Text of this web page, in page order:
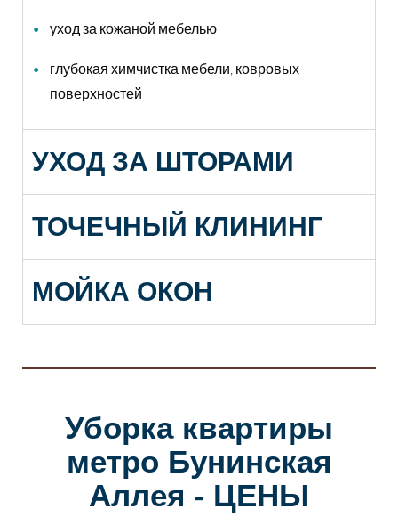
уход за кожаной мебелью
глубокая химчистка мебели, ковровых
поверхностей
УХОД ЗА ШТОРАМИ
ТОЧЕЧНЫЙ КЛИНИНГ
МОЙКА ОКОН
Уборка квартиры
метро Бунинская
Аллея - ЦЕНЫ